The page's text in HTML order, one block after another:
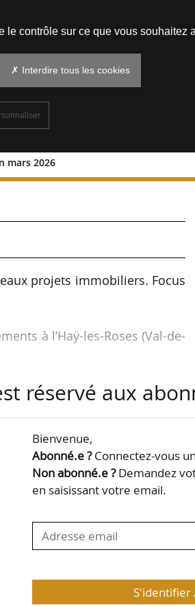
mars 2026
pierres posées en
projets immobiliers. Focus
à l’Haÿ-les-Roses (Val-de-
d’une résidence à Noisy-le-
à Ascain (Pyrénées-
dédié à tous les professionnels
réservé aux
Bienvenue,
Abonné.e ?Connectez-vous
Non abonné.e ?Demandez
en saisissant votre email.
S'identifier
le contrôle sur ce que vous souhaitez
✗ Interdire tous les cookies